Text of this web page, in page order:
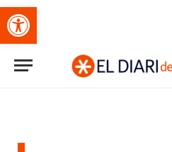
Obre la barra d'eines